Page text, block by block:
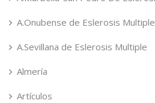
A.Onubense de Eslerosis Multiple
A.Sevillana de Eslerosis Multiple
Almería
Artículos